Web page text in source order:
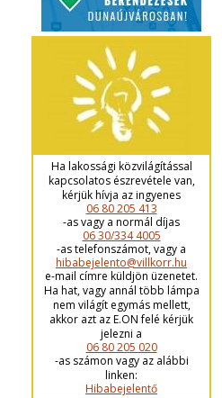
Ha lakossági közvilágítással
kapcsolatos észrevétele van,
kérjük hívja az ingyenes
06 80 205 413
-as vagy a normál díjas
06 30/334 4005
-as telefonszámot, vagy a
hibabejelento@villkorr.hu
e-mail címre küldjön üzenetet.
Ha hat, vagy annál több lámpa
nem világít egymás mellett,
akkor azt az E.ON felé kérjük
jelezni a
06 80 205 020
-as számon vagy az alábbi
linken:
Hibabejelentő